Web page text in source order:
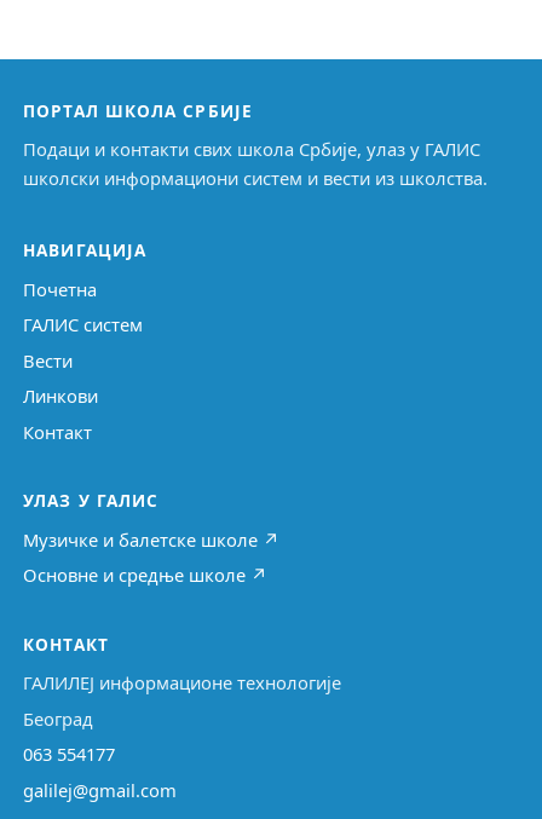
ПОРТАЛ ШКОЛА СРБИЈЕ
Подаци и контакти свих школа Србије, улаз у ГАЛИС
школски информациони систем и вести из школства.
НАВИГАЦИЈА
Почетна
ГАЛИС систем
Вести
Линкови
Контакт
УЛАЗ У ГАЛИС
Музичке и балетске школе ↗
Основне и средње школе ↗
КОНТАКТ
ГАЛИЛЕЈ информационе технологије
Београд
063 554177
galilej@gmail.com